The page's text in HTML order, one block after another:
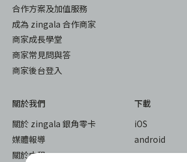
合作方案及加值服務
成為 zingala 合作商家
商家成長學堂
商家常見問與答
商家後台登入
關於我們
關於 zingala 銀角零卡
媒體報導
關於中租
下載
iOS
android